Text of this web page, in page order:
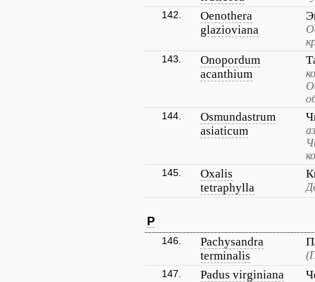
142.
Oenothera
glazioviana
143.
Onopordum
acanthium
144.
Osmundastrum
asiaticum
145.
Oxalis
tetraphylla
P
146.
Pachysandra
terminalis
147. Padus virginiana